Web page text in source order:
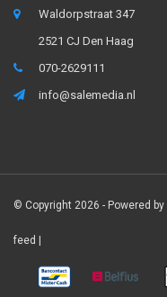
Waldorpstraat 347
2521 CJ Den Haag
070-2629111
info@salemedia.nl
© Copyright 2026 - Powered by
feed